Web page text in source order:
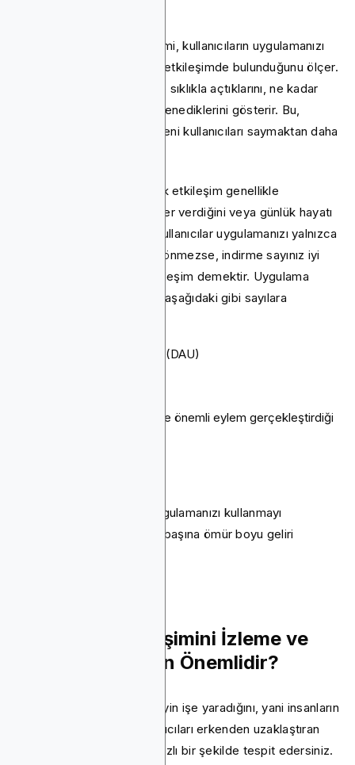
Uygulama kullanıcı etkileşimi, kullanıcıların uygulamanızı
indirdikten sonra ne kadar etkileşimde bulunduğunu ölçer.
Kullanıcıların uygulamayı ne sıklıkla açtıklarını, ne kadar
kaldıklarını ve kaç özellik denediklerini gösterir. Bu,
yalnızca indirmeleri veya yeni kullanıcıları saymaktan daha
Bu önemlidir, çünkü yüksek etkileşim genellikle
uygulamanızın gerçek değer verdiğini veya günlük hayatı
kolaylaştırdığını gösterir. Kullanıcılar uygulamanızı yalnızca
bir veya iki kez açıp geri dönmezse, indirme sayınız iyi
görünse bile bu düşük etkileşim demektir. Uygulama
etkileşimini ölçtüğünüzde, aşağıdaki gibi sayılara
Günlük aktif kullanıcılar (DAU)
Her kullanıcının kaç tane önemli eylem gerçekleştirdiği
Bunların tümü, sonunda uygulamanızı kullanmayı
bırakmadan önce kullanıcı başına ömür boyu geliri
Uygulama Etkileşimini İzleme ve
Geliştirme Neden Önemlidir?
Etkileşimi izlediğinizde, neyin işe yaradığını, yani insanların
sevdiği özellikleri ve kullanıcıları erkenden uzaklaştıran
veya nerede sıkıştıklarını hızlı bir şekilde tespit edersiniz.